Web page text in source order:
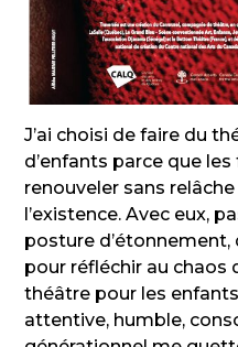
J’ai choisi de faire du
d’enfants parce que
renouveler sans
l’existence. Avec eux,
posture d’étonnement,
pour réfléchir au chaos
théâtre pour les
attentive, humble,